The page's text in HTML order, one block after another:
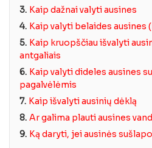
3. Kaip dažnai valyti ausines
4. Kaip valyti belaides
5. Kaip kruopščiau išvalyti
antgaliais
6. Kaip valyti dideles ausines
pagalvėlėmis
7. Kaip išvalyti ausinių dėklą
8. Ar galima plauti ausines
9. Ką daryti, jei ausinės sušlapo